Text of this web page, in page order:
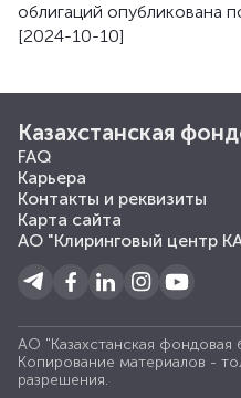
облигаций опубликована
[2024-10-10]
Казахстанская
FAQ
Карьера
Контакты и реквизиты
Карта сайта
АО "Клиринговый центр
АО "Казахстанская
Копирование материалов -
разрешения.